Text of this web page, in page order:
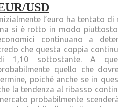
USD
l’euro ha tentato
si è rotto in modo piuttosto
continuano a
che questa coppia
1,10 sottostante. A
quello che
poiché anche se in
la tendenza al ribasso
probabilmente